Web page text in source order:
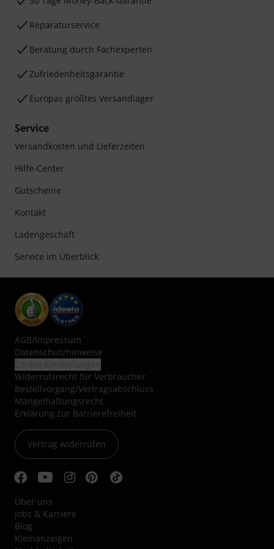
Reparaturservice
Beratung durch Fachexperten
Zufriedenheitsgarantie
Europas größtes Versandlager
Service
Versandkosten und Lieferzeiten
Hilfe-Center
Gutscheine
Kontakt
Ladengeschäft
Service im Überblick
AGB/Impressum
Datenschutzhinweise
Widerrufsrecht für Verbraucher
Bestellvorgang/Vertragsabschluss
Mängelhaftungsrecht
Erklärung zur Barrierefreiheit
Vertrag widerrufen
Über uns
Jobs & Karriere
Blog
Kleinanzeigen